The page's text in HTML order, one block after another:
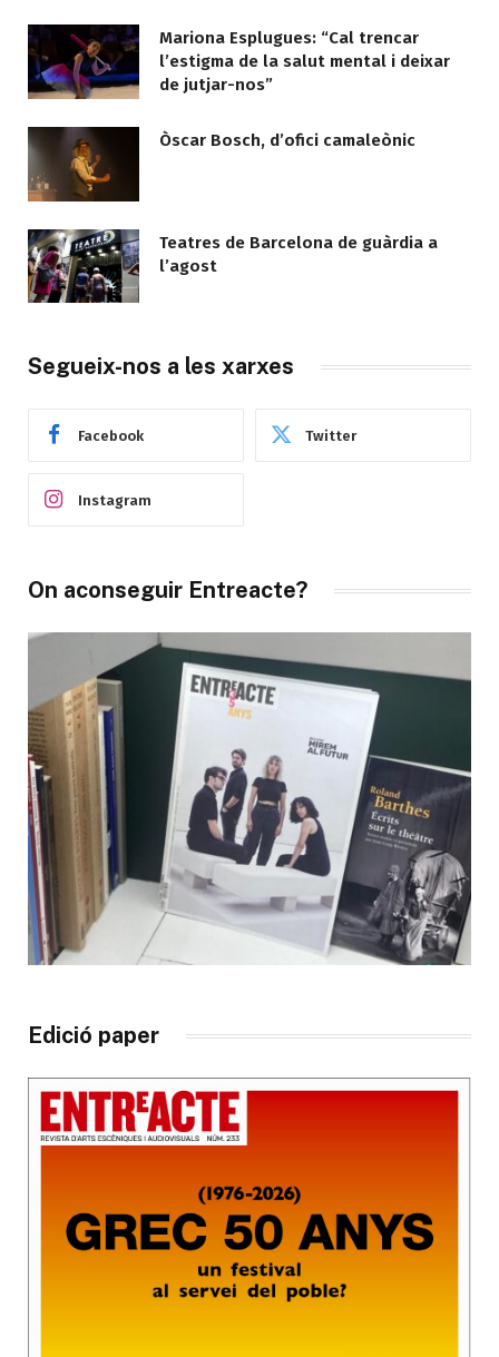
Mariona Esplugues: “Cal trencar
l’estigma de la salut mental i deixar
de jutjar-nos”
Òscar Bosch, d’ofici camaleònic
Teatres de Barcelona de guàrdia a
l’agost
Segueix-nos a les xarxes
Facebook Twitter
Instagram
On aconseguir Entreacte?
Edició paper